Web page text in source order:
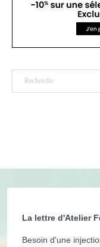
La lettre d'Atelier
Besoin d'une